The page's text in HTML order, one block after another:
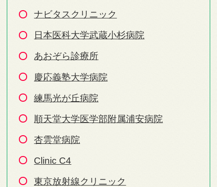
ナビタスクリニック
日本医科大学武蔵小杉病院
あおぞら診療所
慶応義塾大学病院
練馬光が丘病院
順天堂大学医学部附属浦安病院
杏雲堂病院
Clinic C4
東京放射線クリニック